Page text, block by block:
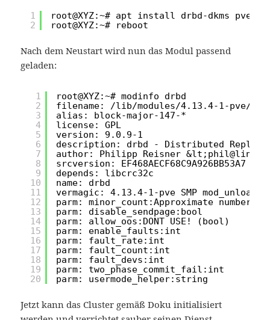
1
2
root@XYZ:~# apt install drbd-dkms pve-
root@XYZ:~# reboot
Nach dem Neustart wird nun das Modul passend
geladen:
1
2
3
4
5
6
7
8
9
10
11
12
13
14
15
16
17
18
19
20
root@XYZ:~# modinfo drbd
filename: /lib/modules/4.13.4-1-pve/
alias: block-major-147-*
license: GPL
version: 9.0.9-1
description: drbd - Distributed
author: Philipp Reisner
srcversion: EF468AECF68C9A926BB53A7
depends: libcrc32c
name: drbd
vermagic: 4.13.4-1-pve SMP mod_unload
parm: minor_count:Approximate
parm: disable_sendpage:bool
parm: allow_oos:DONT USE! (bool)
parm: enable_faults:int
parm: fault_rate:int
parm: fault_count:int
parm: fault_devs:int
parm: two_phase_commit_fail:int
parm: usermode_helper:string
Jetzt kann das Cluster gemäß Doku initialisiert